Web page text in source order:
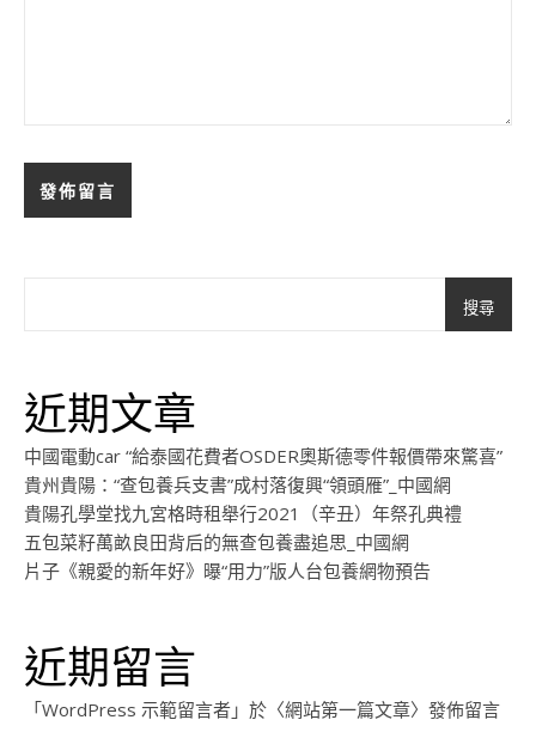
搜尋
近期文章
中國電動car “給泰國花費者OSDER奧斯德零件報價帶來驚喜”
貴州貴陽：“查包養兵支書”成村落復興“領頭雁”_中國網
貴陽孔學堂找九宮格時租舉行2021（辛丑）年祭孔典禮
五包菜籽萬畝良田背后的無查包養盡追思_中國網
片子《親愛的新年好》曝“用力”版人台包養網物預告
近期留言
「WordPress 示範留言者 」於〈網站第一篇文章〉發佈留言